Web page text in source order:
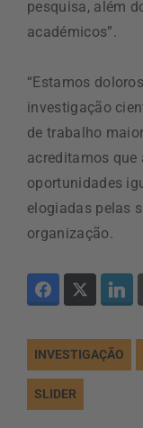
pesquisa, além
académicos”.
“Estamos
investigação
de trabalho
acreditamos que
oportunidades
elogiadas pelas
organização.
INVESTIGAÇÃO
SLIDER